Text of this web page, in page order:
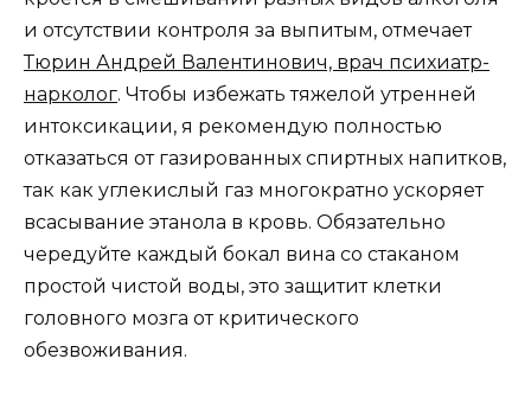
и отсутствии контроля за выпитым, отмечает
Тюрин Андрей Валентинович, врач психиатр-
нарколог. Чтобы избежать тяжелой утренней
интоксикации, я рекомендую полностью
отказаться от газированных спиртных напитков,
так как углекислый газ многократно ускоряет
всасывание этанола в кровь. Обязательно
чередуйте каждый бокал вина со стаканом
простой чистой воды, это защитит клетки
головного мозга от критического
обезвоживания.